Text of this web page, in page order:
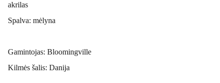
akrilas
Spalva: mėlyna
Gamintojas: Bloomingville
Kilmės šalis: Danija